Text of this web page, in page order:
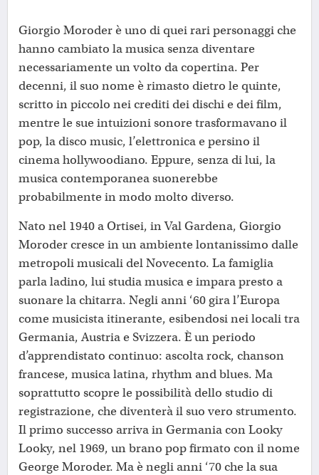
Giorgio Moroder è uno di quei rari personaggi che
hanno cambiato la musica senza diventare
necessariamente un volto da copertina. Per
decenni, il suo nome è rimasto dietro le quinte,
scritto in piccolo nei crediti dei dischi e dei film,
mentre le sue intuizioni sonore trasformavano il
pop, la disco music, l’elettronica e persino il
cinema hollywoodiano. Eppure, senza di lui, la
musica contemporanea suonerebbe
probabilmente in modo molto diverso.
Nato nel 1940 a Ortisei, in Val Gardena, Giorgio
Moroder cresce in un ambiente lontanissimo dalle
metropoli musicali del Novecento. La famiglia
parla ladino, lui studia musica e impara presto a
suonare la chitarra. Negli anni ‘60 gira l’Europa
come musicista itinerante, esibendosi nei locali tra
Germania, Austria e Svizzera. È un periodo
d’apprendistato continuo: ascolta rock, chanson
francese, musica latina, rhythm and blues. Ma
soprattutto scopre le possibilità dello studio di
registrazione, che diventerà il suo vero strumento.
Il primo successo arriva in Germania con Looky
Looky, nel 1969, un brano pop firmato con il nome
George Moroder. Ma è negli anni ‘70 che la sua